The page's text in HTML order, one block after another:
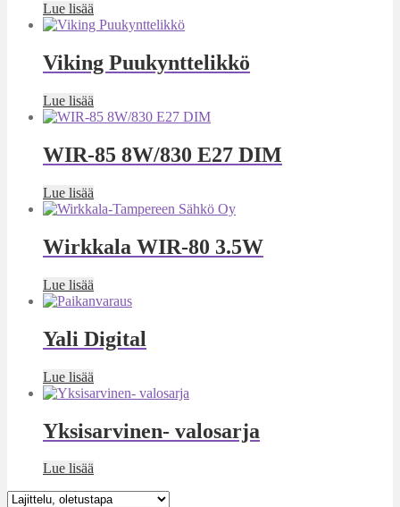
Lue lisää
Viking Puukynttelikkö
Lue lisää
WIR-85 8W/830 E27 DIM
Lue lisää
Wirkkala WIR-80 3.5W
Lue lisää
Yali Digital
Lue lisää
Yksisarvinen- valosarja
Lue lisää